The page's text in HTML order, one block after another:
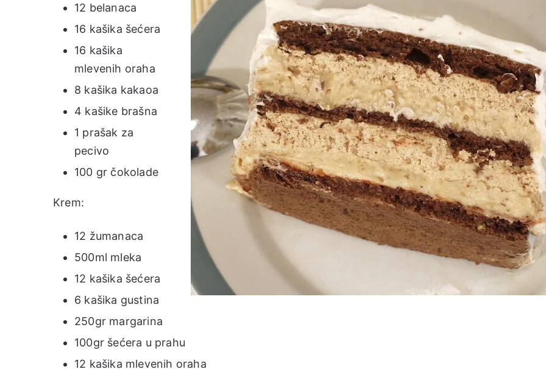
12 belanaca
16 kašika šećera
16 kašika
mlevenih oraha
8 kašika kakaoa
4 kašike brašna
1 prašak za
pecivo
100 gr čokolade
Krem:
12 žumanaca
500ml mleka
12 kašika šećera
6 kašika gustina
250gr margarina
100gr šećera u prahu
12 kašika mlevenih oraha